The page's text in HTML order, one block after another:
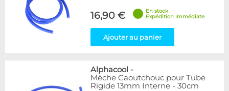
16,90 €
En stock
Expédition immédiate
Ajouter au panier
Alphacool -
Mèche Caoutchouc pour Tube
Rigide 13mm Interne - 30cm